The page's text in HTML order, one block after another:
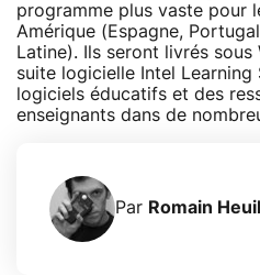
programme plus vaste pour
Amérique (Espagne,
Latine). Ils seront livrés
suite logicielle Intel Learning
logiciels éducatifs et des
enseignants dans de
Par Romain